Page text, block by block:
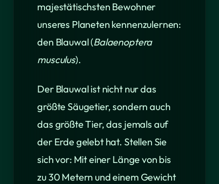
majestätischsten Bewohner
unseres Planeten kennenzulernen:
den Blauwal (Balaenoptera
musculus).
Der Blauwal ist nicht nur das
größte Säugetier, sondern auch
das größte Tier, das jemals auf
der Erde gelebt hat. Stellen Sie
sich vor: Mit einer Länge von bis
zu 30 Metern und einem Gewicht